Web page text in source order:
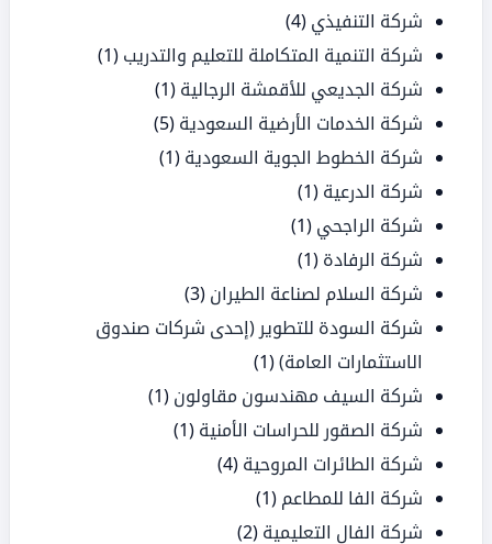
شركة التنفيذي (4)
شركة التنمية المتكاملة للتعليم والتدريب (1)
شركة الجديعي للأقمشة الرجالية (1)
شركة الخدمات الأرضية السعودية (5)
شركة الخطوط الجوية السعودية (1)
شركة الدرعية (1)
شركة الراجحي (1)
شركة الرفادة (1)
شركة السلام لصناعة الطيران (3)
شركة السودة للتطوير (إحدى شركات صندوق
الاستثمارات العامة)(1)
شركة السيف مهندسون مقاولون (1)
شركة الصقور للحراسات الأمنية (1)
شركة الطائرات المروحية (4)
شركة الفا للمطاعم (1)
شركة الفال التعليمية (2)